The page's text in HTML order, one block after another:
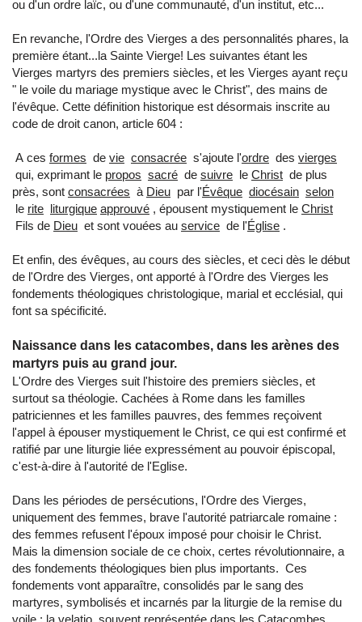
ou d'un ordre laïc, ou d'une communauté, d'un institut, etc...
En revanche, l'Ordre des Vierges a des personnalités phares, la
première étant...la Sainte Vierge! Les suivantes étant les
Vierges martyrs des premiers siècles, et les Vierges ayant reçu
" le voile du mariage mystique avec le Christ", des mains de
l'évêque. Cette définition historique est désormais inscrite au
code de droit canon, article 604 :
A ces formes de vie consacrée s'ajoute l'ordre des vierges
qui, exprimant le propos sacré de suivre le Christ de plus
près, sont consacrées à Dieu par l'Évêque diocésain selon
le rite liturgique approuvé , épousent mystiquement le Christ
Fils de Dieu et sont vouées au service de l'Église .
Et enfin, des évêques, au cours des siècles, et ceci dès le début
de l'Ordre des Vierges, ont apporté à l'Ordre des Vierges les
fondements théologiques christologique, marial et ecclésial, qui
font sa spécificité.
Naissance dans les catacombes, dans les arènes des
martyrs puis au grand jour.
L'Ordre des Vierges suit l'histoire des premiers siècles, et
surtout sa théologie. Cachées à Rome dans les familles
patriciennes et les familles pauvres, des femmes reçoivent
l'appel à épouser mystiquement le Christ, ce qui est confirmé et
ratifié par une liturgie liée expressément au pouvoir épiscopal,
c'est-à-dire à l'autorité de l'Eglise.
Dans les périodes de persécutions, l'Ordre des Vierges,
uniquement des femmes, brave l'autorité patriarcale romaine :
des femmes refusent l'époux imposé pour choisir le Christ.
Mais la dimension sociale de ce choix, certes révolutionnaire, a
des fondements théologiques bien plus importants. Ces
fondements vont apparaître, consolidés par le sang des
martyres, symbolisés et incarnés par la liturgie de la remise du
voile : la velatio, souvent représentée dans les Catacombes,